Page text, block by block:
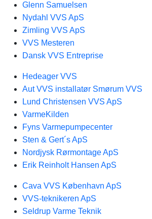
Glenn Samuelsen
Nydahl VVS ApS
Zimling VVS ApS
VVS Mesteren
Dansk VVS Entreprise
Hedeager VVS
Aut VVS installatør Smørum VVS
Lund Christensen VVS ApS
VarmeKilden
Fyns Varmepumpecenter
Sten & Gert´s ApS
Nordjysk Rørmontage ApS
Erik Reinholt Hansen ApS
Cava VVS København ApS
VVS-teknikeren ApS
Seldrup Varme Teknik